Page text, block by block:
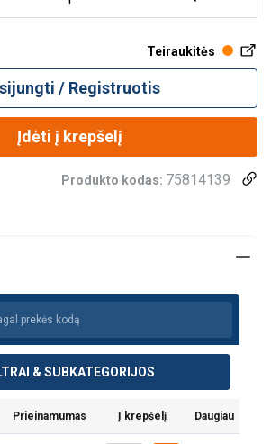
Teiraukitės
/ Registruotis
Įdėti į krepšelį
Produkto kodas: 75814139
& SUBKATEGORIJOS
Prieinamumas Į krepšelį Daugiau